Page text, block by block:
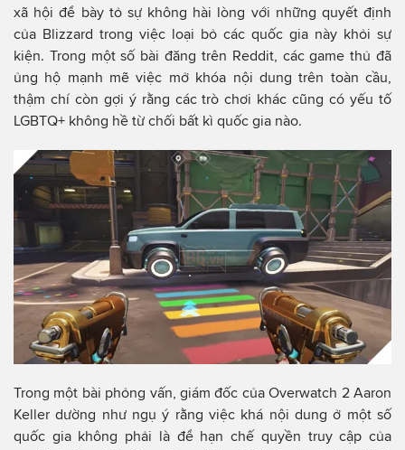
xã hội để bày tỏ sự không hài lòng với những quyết định
của Blizzard trong việc loại bỏ các quốc gia này khỏi sự
kiện. Trong một số bài đăng trên Reddit, các game thủ đã
ủng hộ mạnh mẽ việc mở khóa nội dung trên toàn cầu,
thậm chí còn gợi ý rằng các trò chơi khác cũng có yếu tố
LGBTQ+ không hề từ chối bất kì quốc gia nào.
Trong một bài phỏng vấn, giám đốc của Overwatch 2 Aaron
Keller dường như ngụ ý rằng việc khá nội dung ở một số
quốc gia không phải là để hạn chế quyền truy cập của